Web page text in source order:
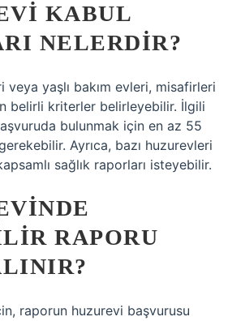
KABUL
NELERDIR?
veya yaşlı bakım evleri, misafirleri
belirli kriterler belirleyebilir. İlgili
bulunmak için en az 55
Ayrıca, bazı huzurevleri
sağlık raporları isteyebilir.
RAPORU
raporun huzurevi başvurusu